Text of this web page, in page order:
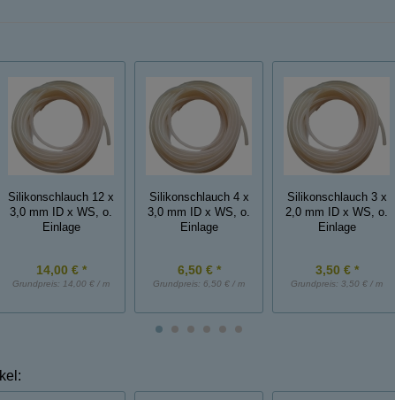
Silikonschlauch 12 x
3,0 mm ID x WS, o.
Einlage
14,00 € *
Grundpreis: 14,00 € / m
Silikonschlauch 4 x
3,0 mm ID x WS, o.
Einlage
6,50 € *
Grundpreis: 6,50 € / m
Silikonschlauch 3 x
2,0 mm ID x WS, o.
Einlage
3,50 € *
Grundpreis: 3,50 € / m